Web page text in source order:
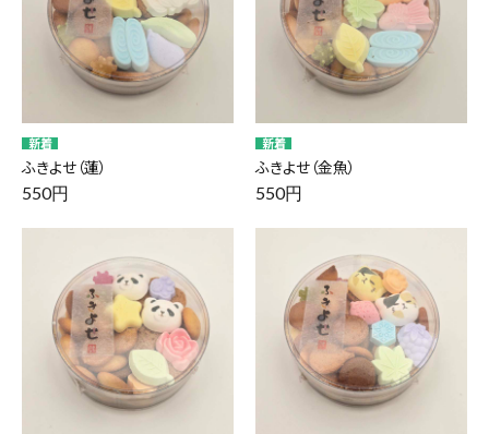
ふきよせ（蓮）
550円
ふきよせ（金魚）
550円